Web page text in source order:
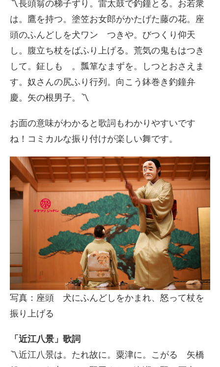
〽長頭翁の梯子ずり。雷太鼓で釣鐘とる。お若衆
は。鷹を持つ。塗笠お女郎がかたげた藤の花。座
頭のふんどしを犬ワンゝつきや。びつくり仰天
し。腹立ち杖をばふり上げる。荒気の鬼もはつき
して。鉦しもゝ。瓢箪なまずを。しつとおさえま
す。奴さんの尻ふり行列。向こう鉢巻き釣鐘弁
慶。矢の根男子。〽
お面の意味がわかると歌詞もわかりやすいです
ね！コミカルな振り付けが楽しい舞です。
写真：座頭 犬にふんどしをかまれ、怒って杖を
振り上げる
「近江八景」歌詞
〽近江八景は。たれ故に。粟津に。こがるゝ矢橋